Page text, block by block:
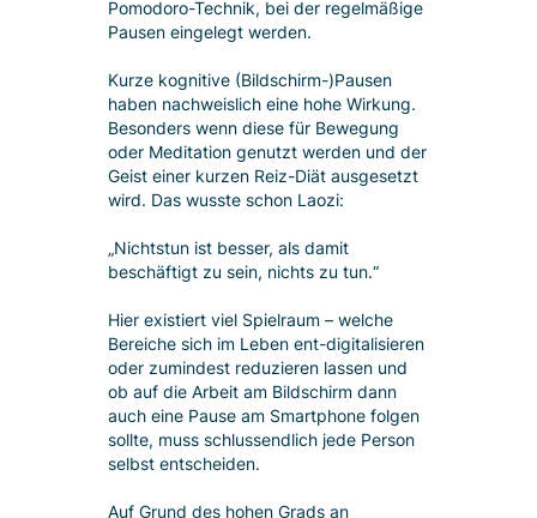
Pomodoro-Technik, bei der regelmäßige
Pausen eingelegt werden.
Kurze kognitive (Bildschirm-)Pausen
haben nachweislich eine hohe Wirkung.
Besonders wenn diese für Bewegung
oder Meditation genutzt werden und der
Geist einer kurzen Reiz-Diät ausgesetzt
wird. Das wusste schon Laozi:
„Nichtstun ist besser, als damit
beschäftigt zu sein, nichts zu tun.“
Hier existiert viel Spielraum – welche
Bereiche sich im Leben ent-digitalisieren
oder zumindest reduzieren lassen und
ob auf die Arbeit am Bildschirm dann
auch eine Pause am Smartphone folgen
sollte, muss schlussendlich jede Person
selbst entscheiden.
Auf Grund des hohen Grads an